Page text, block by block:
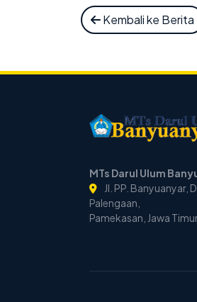
Kembali ke Berita
MTs Darul Ulum
Jl. PP. Banyuanyar,
Palengaan,
Pamekasan, Jawa